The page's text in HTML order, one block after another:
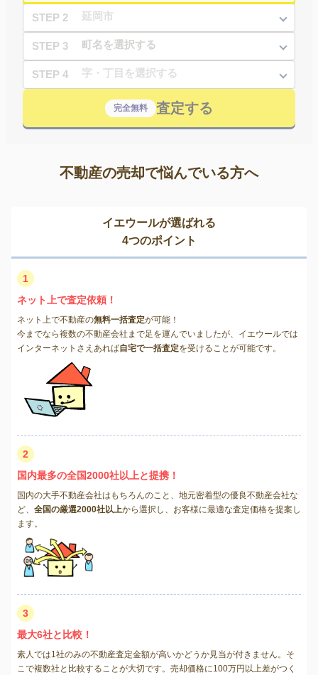
STEP 2
STEP 3
STEP 4
完全無料 査定する
不動産の売却で悩んでいる方へ
イエウールが選ばれる
4つのポイント
1
ネット上で査定依頼！
ネット上で不動産の無料一括査定が可能！
今までなら複数の不動産会社まで足を運んでいましたが、イエウールでは
インターネットさえあれば自宅で一括査定を受けることが可能です。
2
国内最多の全国2000社以上と提携！
国内の大手不動産会社はもちろんのこと、地元密着型の優良不動産会社な
ど、 全国の厳選2000社以上から選択し、お客様に最適な査定価格を提案し
ます。
3
最大6社と比較！
素人では1社のみの不動産査定金額が高いかどうか見当が付きません。そ
こで複数社と比較することが大切です。売却価格に100万円以上差がつく